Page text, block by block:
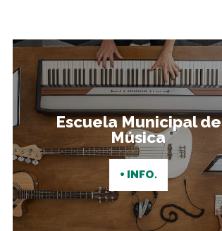
Escuela Municipal de
Música
+ INFO.